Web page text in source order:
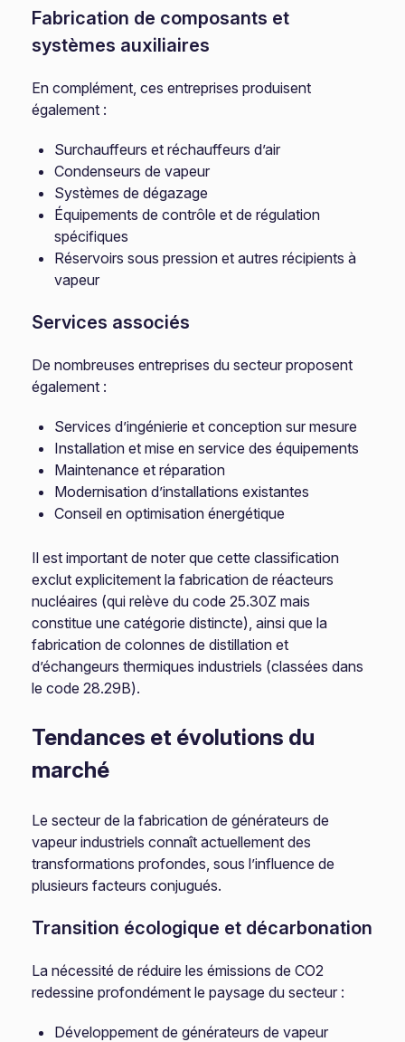
Fabrication de composants et
systèmes auxiliaires
En complément, ces entreprises produisent
également :
Surchauffeurs et réchauffeurs d’air
Condenseurs de vapeur
Systèmes de dégazage
Équipements de contrôle et de régulation
spécifiques
Réservoirs sous pression et autres récipients à
vapeur
Services associés
De nombreuses entreprises du secteur proposent
également :
Services d’ingénierie et conception sur mesure
Installation et mise en service des équipements
Maintenance et réparation
Modernisation d’installations existantes
Conseil en optimisation énergétique
Il est important de noter que cette classification
exclut explicitement la fabrication de réacteurs
nucléaires (qui relève du code 25.30Z mais
constitue une catégorie distincte), ainsi que la
fabrication de colonnes de distillation et
d’échangeurs thermiques industriels (classées dans
le code 28.29B).
Tendances et évolutions du
marché
Le secteur de la fabrication de générateurs de
vapeur industriels connaît actuellement des
transformations profondes, sous l’influence de
plusieurs facteurs conjugués.
Transition écologique et décarbonation
La nécessité de réduire les émissions de CO2
redessine profondément le paysage du secteur :
Développement de générateurs de vapeur